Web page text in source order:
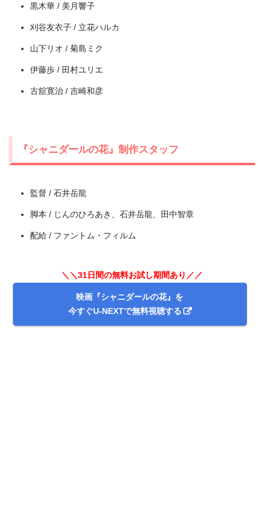
今すぐ無料でU-NEXTで見る
黒木華 / 美月響子
刈谷友衣子 / 立花ハルカ
山下リオ / 菊島ミク
伊藤歩 / 田村ユリエ
古舘寛治 / 吉崎和彦
『シャニダールの花』制作スタッフ
監督 / 石井岳龍
脚本 / じんのひろあき、石井岳龍、田中智章
配給 / ファントム・フィルム
＼＼31日間の無料お試し期間あり／／
映画『シャニダールの花』を
今すぐU-NEXTで無料視聴する